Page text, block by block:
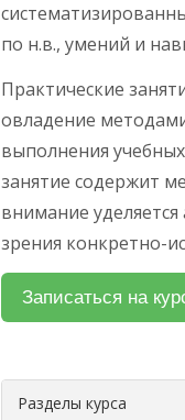
по н.в., умений и
Практические
овладение
выполнения
занятие содержит
внимание
зрения конкретно-
Разделы курса